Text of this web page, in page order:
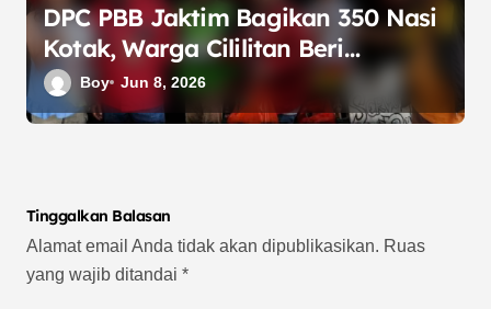
DPC PBB Jaktim Bagikan 350 Nasi
Kotak, Warga Cililitan Beri
Apresiasi
Boy Jun 8, 2026
Tinggalkan Balasan
Alamat email Anda tidak akan dipublikasikan. Ruas
yang wajib ditandai *